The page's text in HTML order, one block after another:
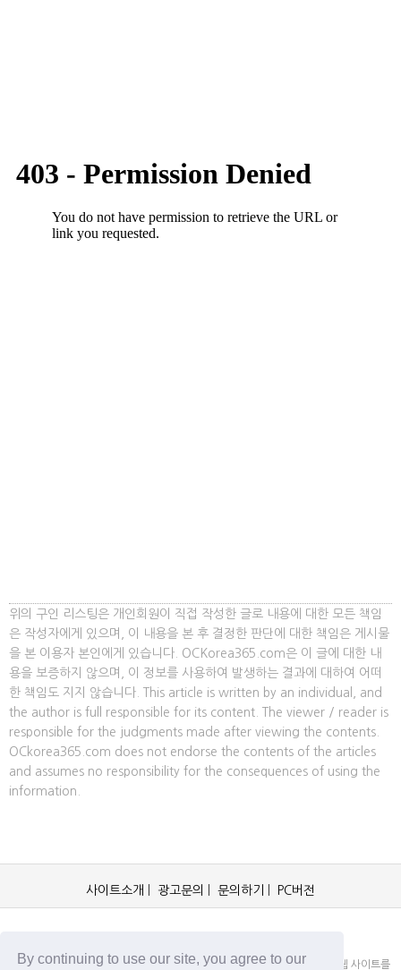
By continuing to use our site, you agree to our
위의 구인 리스팅은 개인회원이 직접 작성한 글로 내용에 대한 모든 책임
은 작성자에게 있으며, 이 내용을 본 후 결정한 판단에 대한 책임은 게시물
을 본 이용자 본인에게 있습니다. OCKorea365.com은 이 글에 대한 내
용을 보증하지 않으며, 이 정보를 사용하여 발생하는 결과에 대하여 어떠
한 책임도 지지 않습니다. This article is written by an individual, and
the author is full responsible for its content. The viewer / reader is
responsible for the judgments made after viewing the contents.
OCkorea365.com does not endorse the contents of the articles
and assumes no responsibility for the consequences of using the
information.
사이트소개 광고문의 문의하기 PC버전
OCKorea365.com 오씨코리아365는 본 웹 사이트에 명시되어 있거나, 본 웹 사이트를